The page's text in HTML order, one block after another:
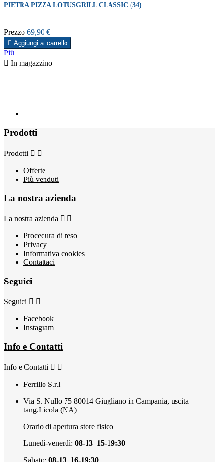
PIETRA PIZZA LOTUSGRILL CLASSIC (34)
Prezzo 69,90 €
 Aggiungi al carrello
Più
 In magazzino
Prodotti
Prodotti  
Offerte
Più venduti
La nostra azienda
La nostra azienda  
Procedura di reso
Privacy
Informativa cookies
Contattaci
Seguici
Seguici  
Facebook
Instagram
Info e Contatti
Info e Contatti  
Ferrillo S.r.l
Via S. Nullo 75 80014 Giugliano in Campania, uscita
tang.Licola (NA)
Orario di apertura store fisico
Lunedì-venerdì: 08-13 15-19:30
Sabato: 08-13 16-19:30